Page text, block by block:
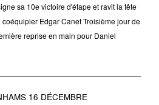
sa 10e victoire d'étape et ravit la tête
Edgar Canet Troisième jour de
reprise en main pour Daniel
16 DÉCEMBRE